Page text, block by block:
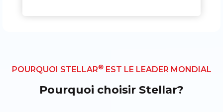
POURQUOI STELLAR®EST LE LEADER MONDIAL
Pourquoi choisir Stellar?